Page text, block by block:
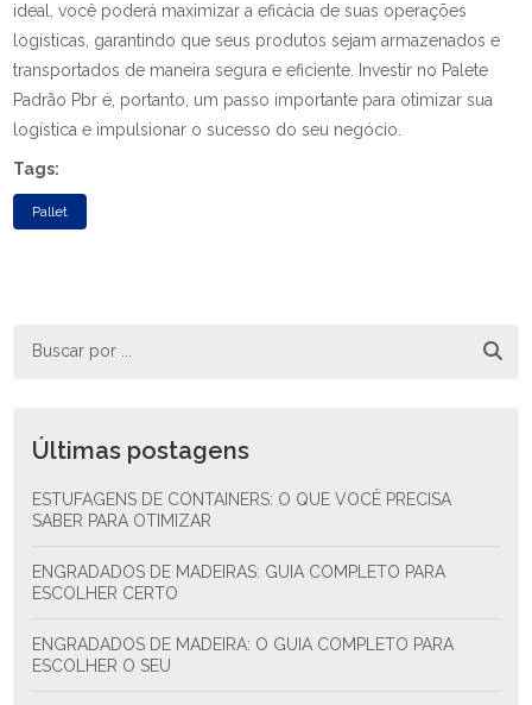
ideal, você poderá maximizar a eficácia de suas operações
logísticas, garantindo que seus produtos sejam armazenados e
transportados de maneira segura e eficiente. Investir no Palete
Padrão Pbr é, portanto, um passo importante para otimizar sua
logística e impulsionar o sucesso do seu negócio.
Tags:
Pallet
Últimas postagens
ESTUFAGENS DE CONTAINERS: O QUE VOCÊ PRECISA
SABER PARA OTIMIZAR
ENGRADADOS DE MADEIRAS: GUIA COMPLETO PARA
ESCOLHER CERTO
ENGRADADOS DE MADEIRA: O GUIA COMPLETO PARA
ESCOLHER O SEU